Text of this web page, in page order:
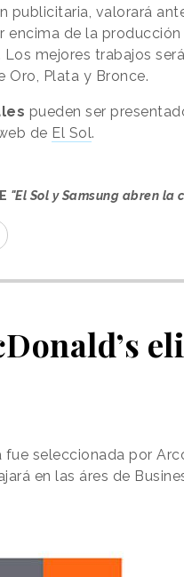
publicitaria, valorará
encima de la
Los mejores trabajos
Oro, Plata y Bronce.
pueden ser
de El Sol.
"El Sol y Samsung abren
fue seleccionada por
en las áres de